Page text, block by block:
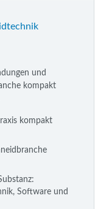
und
kompakt
kompakt
Software und